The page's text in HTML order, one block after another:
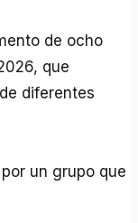
de ocho
que
diferentes
un grupo que